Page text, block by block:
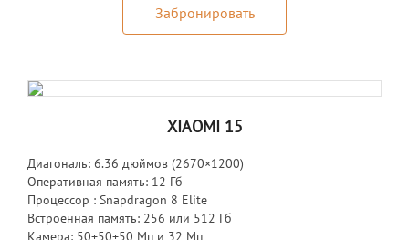
Забронировать
XIAOMI 15
Диагональ: 6.36 дюймов (2670×1200)
Оперативная память: 12 Гб
Процессор : Snapdragon 8 Elite
Встроенная память: 256 или 512 Гб
Камера: 50+50+50 Мп и 32 Мп